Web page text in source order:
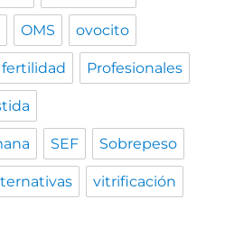
OMS ovocito
fertilidad Profesionales
SEF Sobrepeso
vitrificación